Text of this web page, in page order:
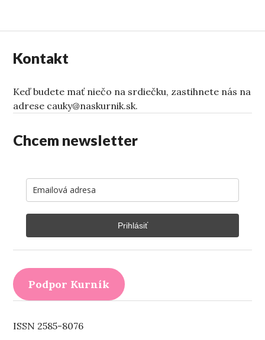
Kontakt
Keď budete mať niečo na srdiečku, zastihnete nás na
adrese cauky@naskurnik.sk.
Chcem newsletter
Prihlásiť
Podpor Kurník
ISSN 2585-8076